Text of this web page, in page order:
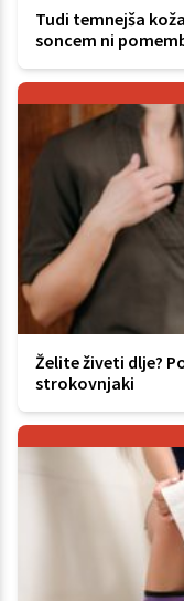
Tudi temnejša
soncem ni
Želite živeti dlje?
strokovnjaki